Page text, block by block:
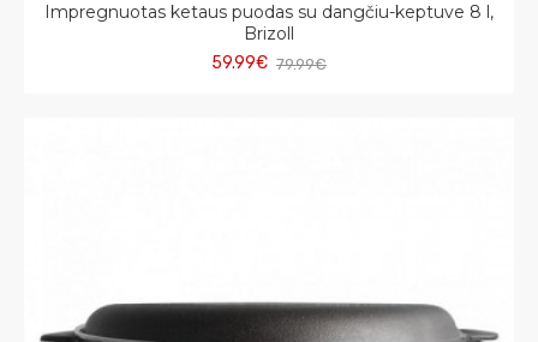
Impregnuotas ketaus puodas su dangčiu-keptuve 8 l,
Brizoll
59.99€ 79.99€